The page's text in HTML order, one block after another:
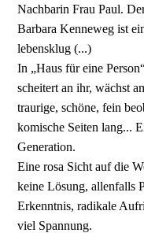
Nachbarin Frau Paul.
Barbara Kenneweg ist
lebensklug (...)
In „Haus für eine
scheitert an ihr, wächst
traurige, schöne, fein
komische Seiten lang...
Generation.
Eine rosa Sicht auf die
keine Lösung, allenfalls
Erkenntnis, radikale
viel Spannung.